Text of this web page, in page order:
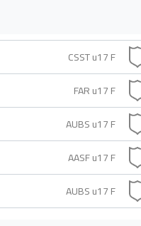
CSST u17 F
FAR u17 F
AUBS u17 F
AASF u17 F
AUBS u17 F